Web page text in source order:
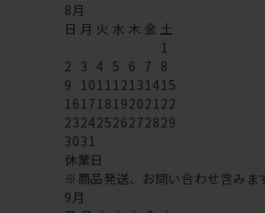
8月
日 月 火 水 木 金 土
1
2 3 4 5 6 7 8
9 101112131415
16171819202122
23242526272829
3031
休業日
※商品発送、お問い合わせ含みま
9月